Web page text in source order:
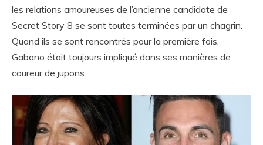
les relations amoureuses de l’ancienne candidate de
Secret Story 8 se sont toutes terminées par un chagrin.
Quand ils se sont rencontrés pour la première fois,
Gabano était toujours impliqué dans ses manières de
coureur de jupons.